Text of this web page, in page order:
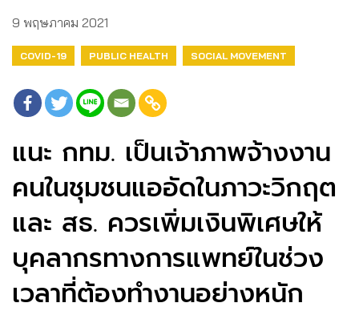
9 พฤษภาคม 2021
COVID-19 PUBLIC HEALTH SOCIAL MOVEMENT
แนะ กทม. เป็นเจ้าภาพจ้างงาน
คนในชุมชนแออัดในภาวะวิกฤต
และ สธ. ควรเพิ่มเงินพิเศษให้
บุคลากรทางการแพทย์ในช่วง
เวลาที่ต้องทำงานอย่างหนัก